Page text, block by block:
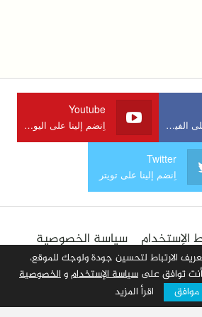
اِنضم إلينا على الفيسبوك
Youtube
اِنضم إلينا على اليوتوب
Twitter
اِنضم إلينا على تويتر
الإستخدام
سياسة الخصوصية
اِتصل بنا أضف مقالا
الارتباط لتحسين جودة ولوجك للموقع،
توافق على سياسة الإستخداموالخصوصية
موافق
اقرأ المزيد